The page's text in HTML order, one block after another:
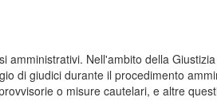
amministrativi. Nell'ambito della
di giudici durante il procedimento
o misure cautelari, e altre